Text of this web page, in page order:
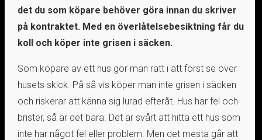
det du som köpare behöver göra innan du skriver
på kontraktet. Med en överlåtelsebesiktning får du
koll och köper inte grisen i säcken.
Som köpare av ett hus gör man rätt i att först se över
husets skick. På så vis köper man inte grisen i säcken
och riskerar att känna sig lurad efteråt. Hus har fel och
brister, så är det bara. Det är svårt att hitta ett hus som
inte har något fel eller problem. Men det mesta går att